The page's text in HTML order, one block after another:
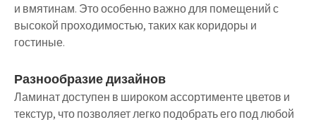
и вмятинам. Это особенно важно для помещений с
высокой проходимостью, таких как коридоры и
гостиные.
Разнообразие дизайнов
Ламинат доступен в широком ассортименте цветов и
текстур, что позволяет легко подобрать его под любой